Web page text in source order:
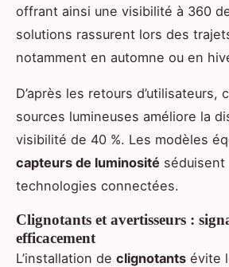
offrant ainsi une visibilité à 360
solutions rassurent lors des
notamment en automne ou en
D’après les retours d’utilisateurs,
sources lumineuses améliore la
visibilité de 40 %. Les modèles
capteurs de luminosité séduisent
technologies connectées.
Clignotants et avertisseurs :
efficacement
L’installation de clignotants évite